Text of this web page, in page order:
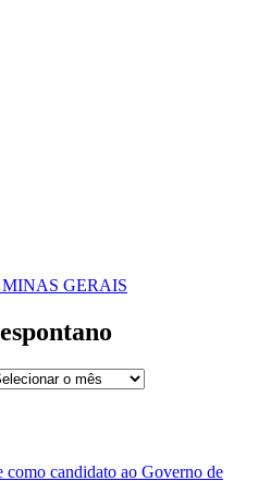
GERAIS
candidato ao Governo de